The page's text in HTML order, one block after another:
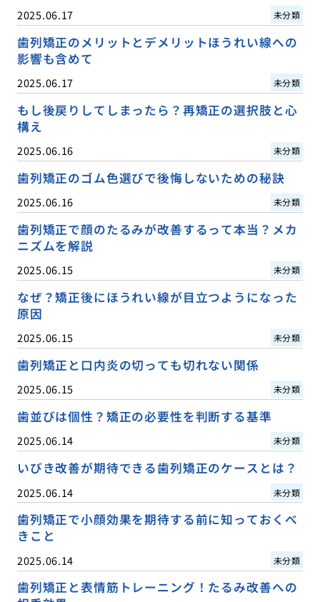
2025.06.17 未分類
歯列矯正のメリットとデメリットほうれい線への
影響も含めて
2025.06.17 未分類
もし後戻りしてしまったら？再矯正の選択肢と心
構え
2025.06.16 未分類
歯列矯正のゴム色選びで後悔しないための秘訣
2025.06.16 未分類
歯列矯正で顔のたるみが改善するって本当？メカ
ニズムを解説
2025.06.15 未分類
なぜ？矯正後にほうれい線が目立つようになった
原因
2025.06.15 未分類
歯列矯正と口内炎の切っても切れない関係
2025.06.15 未分類
歯並びは個性？矯正の必要性を判断する基準
2025.06.14 未分類
いびき改善が期待できる歯列矯正のケースとは？
2025.06.14 未分類
歯列矯正で小顔効果を期待する前に知っておくべ
きこと
2025.06.14 未分類
歯列矯正と表情筋トレーニング！たるみ改善への